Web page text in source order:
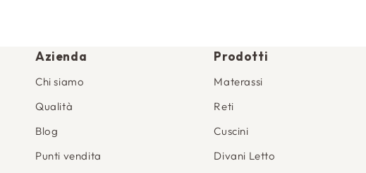
Azienda
Chi siamo
Qualità
Blog
Punti vendita
Prodotti
Materassi
Reti
Cuscini
Divani Letto